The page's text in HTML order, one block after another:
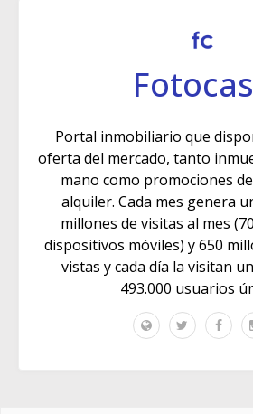
Portal inmobiliario que
oferta del mercado, tanto
mano como promociones
alquiler. Cada mes genera
millones de visitas al mes
dispositivos móviles) y 650
vistas y cada día la visitan
493.000 usuarios